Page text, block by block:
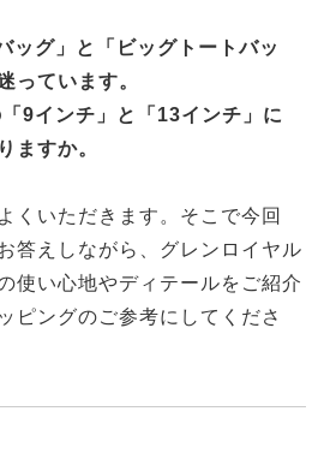
ッグ」と「ビッグトートバッ
っています。
9インチ」と「13インチ」に
ますか。
くいただきます。そこで今回
答えしながら、グレンロイヤル
使い心地やディテールをご紹介
ピングのご参考にしてくださ